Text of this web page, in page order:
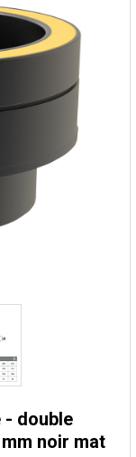
- double
noir mat